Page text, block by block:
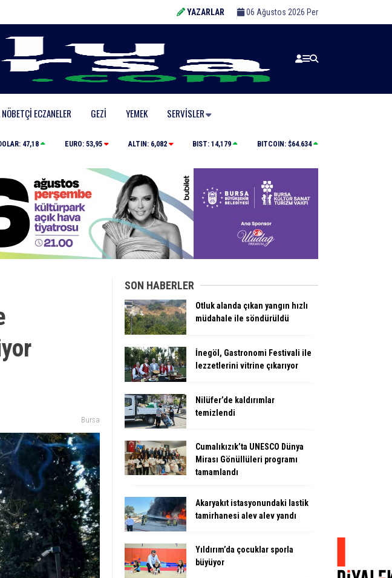
YAZARLAR 06 Ağustos 2026 Per
ECZANELER GEZI YEMEK SERVISLER
temizlendi Cumalıkızık’ta UNESCO Dünya Mirası Gönüllüleri
47,18 EURO: 53,95 ALTIN: 6,082 BIST: 14,179 BITCOIN: $64.634
Bursa
SON HABERLER
Otluk alanda çıkan yangın hızlı
müdahale ile söndürüldü
İnegöl, Gastronomi Festivali ile
lezzetlerini vitrine çıkarıyor
Nilüfer’de kaldırımlar
temizlendi
Cumalıkızık’ta UNESCO Dünya
Mirası Gönüllüleri programı
tamamlandı
Akaryakıt istasyonundaki lastik
tamirhanesi alev alev yandı
Yıldırım’da çocuklar sporla
büyüyor